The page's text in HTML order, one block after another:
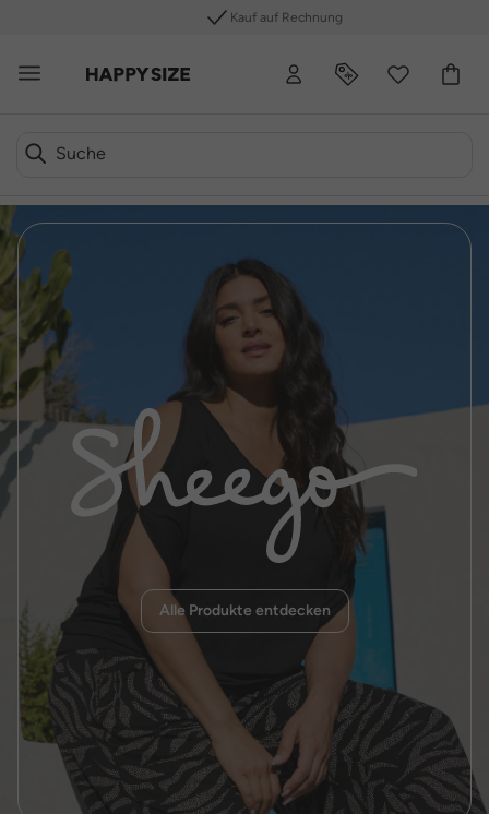
Kauf auf Rechnung
Alle Produkte entdecken